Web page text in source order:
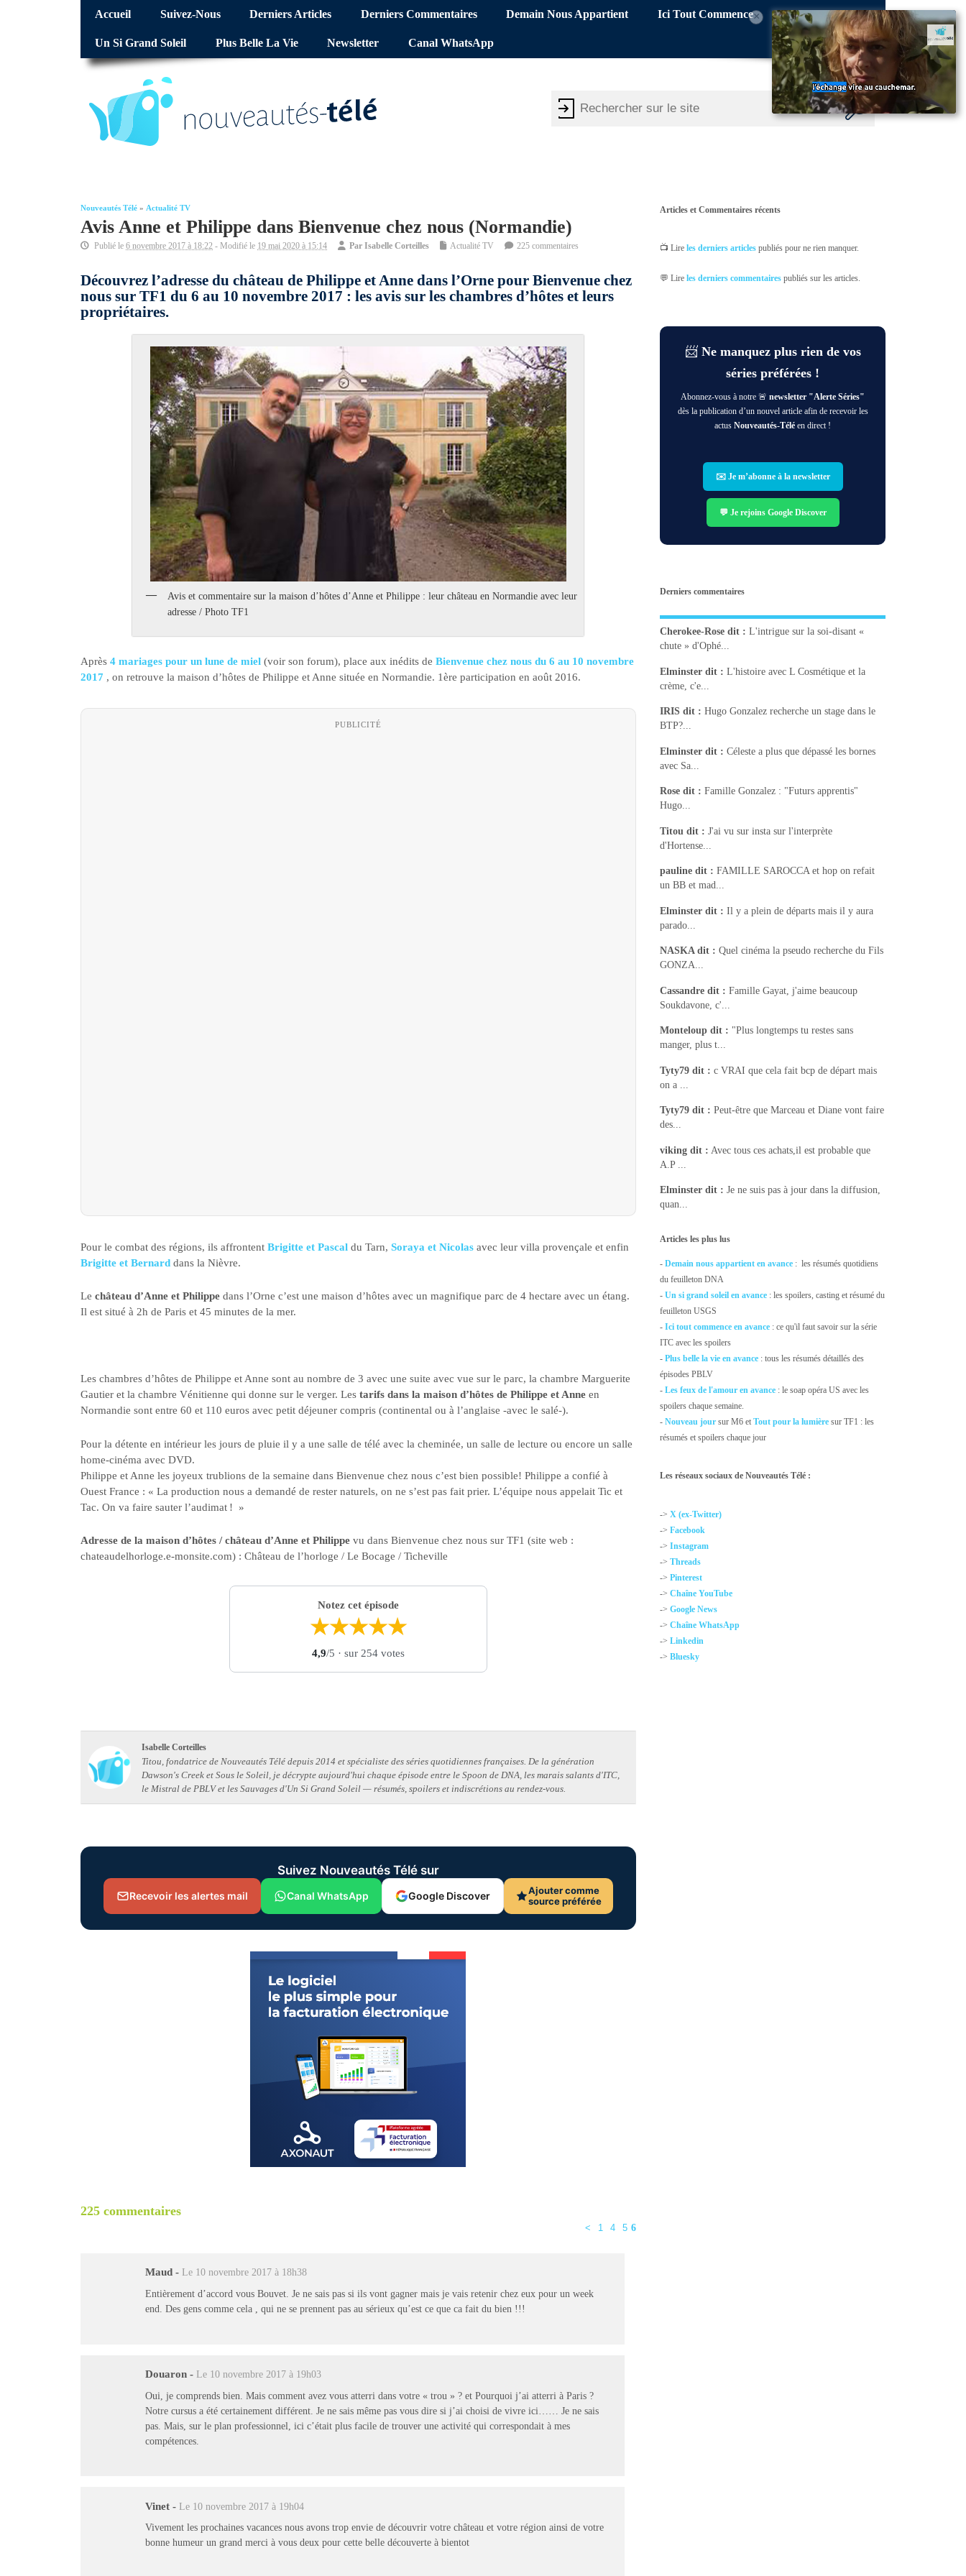
Accueil Suivez-Nous Derniers Articles Derniers Commentaires Demain Nous Appartient Ici Tout Commence
Un Si Grand Soleil Plus Belle La Vie Newsletter Canal WhatsApp
Nouveautés Télé » Actualité TV
Avis Anne et Philippe dans Bienvenue chez nous (Normandie)
Publié le 6 novembre 2017 à 18:22 - Modifié le 19 mai 2020 à 15:14 Par Isabelle Corteilles Actualité TV 225 commentaires
Découvrez l’adresse du château de Philippe et Anne dans l’Orne pour Bienvenue chez
nous sur TF1 du 6 au 10 novembre 2017 : les avis sur les chambres d’hôtes et leurs
propriétaires.
Avis et commentaire sur la maison d’hôtes d’Anne et Philippe : leur château en Normandie avec leur
adresse / Photo TF1
Après 4 mariages pour un lune de miel (voir son forum), place aux inédits de Bienvenue chez nous du 6 au 10 novembre
2017 , on retrouve la maison d’hôtes de Philippe et Anne située en Normandie. 1ère participation en août 2016.
PUBLICITÉ
Pour le combat des régions, ils affrontent Brigitte et Pascal du Tarn, Soraya et Nicolas avec leur villa provençale et enfin
Brigitte et Bernard dans la Nièvre.
Le château d’Anne et Philippe dans l’Orne c’est une maison d’hôtes avec un magnifique parc de 4 hectare avec un étang.
Il est situé à 2h de Paris et 45 minutes de la mer.
Les chambres d’hôtes de Philippe et Anne sont au nombre de 3 avec une suite avec vue sur le parc, la chambre Marguerite
Gautier et la chambre Vénitienne qui donne sur le verger. Les tarifs dans la maison d’hôtes de Philippe et Anne en
Normandie sont entre 60 et 110 euros avec petit déjeuner compris (continental ou à l’anglaise -avec le salé-).
Pour la détente en intérieur les jours de pluie il y a une salle de télé avec la cheminée, un salle de lecture ou encore un salle
home-cinéma avec DVD.
Philippe et Anne les joyeux trublions de la semaine dans Bienvenue chez nous c’est bien possible! Philippe a confié à
Ouest France : « La production nous a demandé de rester naturels, on ne s’est pas fait prier. L’équipe nous appelait Tic et
Tac. On va faire sauter l’audimat ! »
Adresse de la maison d’hôtes / château d’Anne et Philippe vu dans Bienvenue chez nous sur TF1 (site web :
chateaudelhorloge.e-monsite.com) : Château de l’horloge / Le Bocage / Ticheville
Notez cet épisode
★★★★★
4,9/5 · sur 254 votes
Isabelle Corteilles
Titou, fondatrice de Nouveautés Télé depuis 2014 et spécialiste des séries quotidiennes françaises. De la génération
Dawson's Creek et Sous le Soleil, je décrypte aujourd'hui chaque épisode entre le Spoon de DNA, les marais salants d'ITC,
le Mistral de PBLV et les Sauvages d'Un Si Grand Soleil — résumés, spoilers et indiscrétions au rendez-vous.
Suivez Nouveautés Télé sur
Recevoir les alertes mail Canal WhatsApp Google Discover
Ajouter comme
source préférée
225 commentaires
< 1 4 5 6
Maud - Le 10 novembre 2017 à 18h38
Entièrement d’accord vous Bouvet. Je ne sais pas si ils vont gagner mais je vais retenir chez eux pour un week
end. Des gens comme cela , qui ne se prennent pas au sérieux qu’est ce que ca fait du bien !!!
Douaron - Le 10 novembre 2017 à 19h03
Oui, je comprends bien. Mais comment avez vous atterri dans votre « trou » ? et Pourquoi j’ai atterri à Paris ?
Notre cursus a été certainement différent. Je ne sais même pas vous dire si j’ai choisi de vivre ici…… Je ne sais
pas. Mais, sur le plan professionnel, ici c’était plus facile de trouver une activité qui correspondait à mes
compétences.
Vinet - Le 10 novembre 2017 à 19h04
Vivement les prochaines vacances nous avons trop envie de découvrir votre château et votre région ainsi de votre
bonne humeur un grand merci à vous deux pour cette belle découverte à bientot
×
Articles et Commentaires récents
📺 Lireles derniers articles publiés pour ne rien manquer.
💬 Lireles derniers commentaires publiés sur les articles.
📨 Ne manquez plus rien de vos
séries préférées !
Abonnez-vous à notre 🚨newsletter "Alerte Séries"
dès la publication d’un nouvel article afin de recevoir les
actusNouveautés-Télé en direct !
✉️ Je m’abonne à la newsletter
💬 Je rejoins Google Discover
Derniers commentaires
Cherokee-Rose dit : L'intrigue sur la soi-disant «
chute » d'Ophé...
Elminster dit : L'histoire avec L Cosmétique et la
crème, c'e...
IRIS dit : Hugo Gonzalez recherche un stage dans le
BTP?...
Elminster dit : Céleste a plus que dépassé les bornes
avec Sa...
Rose dit : Famille Gonzalez : "Futurs apprentis"
Hugo...
Titou dit : J'ai vu sur insta sur l'interprète
d'Hortense...
pauline dit : FAMILLE SAROCCA et hop on refait
un BB et mad...
Elminster dit : Il y a plein de départs mais il y aura
parado...
NASKAdit : Quel cinéma la pseudo recherche du Fils
GONZA...
Cassandre dit : Famille Gayat, j'aime beaucoup
Soukdavone, c'...
Monteloup dit : "Plus longtemps tu restes sans
manger, plus t...
Tyty79 dit : c VRAI que cela fait bcp de départ mais
on a ...
Tyty79 dit : Peut-être que Marceau et Diane vont faire
des...
viking dit : Avec tous ces achats,il est probable que
A.P ...
Elminster dit : Je ne suis pas à jour dans la diffusion,
quan...
Articles les plus lus
-Demain nous appartient en avance : les résumés quotidiens
du feuilleton DNA
-Un si grand soleil en avance : les spoilers, casting et résumé du
feuilleton USGS
-Ici tout commence en avance : ce qu'il faut savoir sur la série
ITC avec les spoilers
- Plus belle la vie en avance : tous les résumés détaillés des
épisodes PBLV
-Les feux de l'amour en avance : le soap opéra US avec les
spoilers chaque semaine.
-Nouveau jour sur M6 etTout pour la lumière sur TF1 : les
résumés et spoilers chaque jour
Les réseaux sociaux de Nouveautés Télé :
->X (ex-Twitter)
->Facebook
->Instagram
->Threads
->Pinterest
->Chaîne YouTube
->Google News
->Chaîne WhatsApp
->Linkedin
->Bluesky